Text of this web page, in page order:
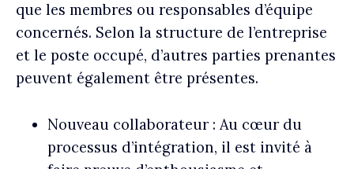
que les membres ou responsables d’équipe
concernés. Selon la structure de l’entreprise
et le poste occupé, d’autres parties prenantes
peuvent également être présentes.
Nouveau collaborateur : Au cœur du
processus d’intégration, il est invité à